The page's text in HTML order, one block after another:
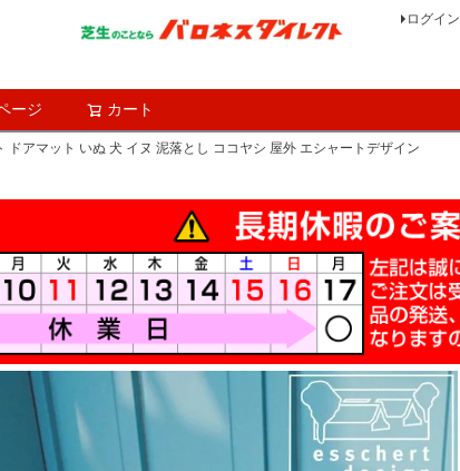
ログイン
ージ カート
アマット いぬ 犬 イヌ 泥落とし ココヤシ 屋外 エシャートデザイン